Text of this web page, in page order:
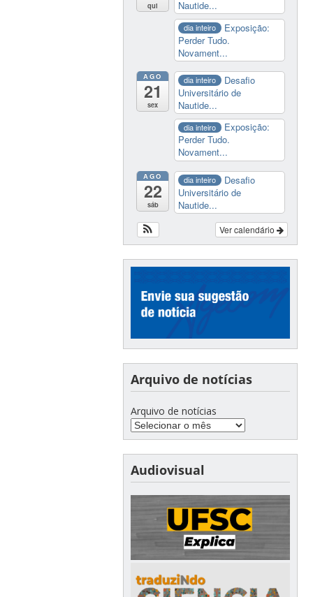
qui
Nautide...
dia inteiro
Exposição:
Perder Tudo.
Novament...
AGO
21
sex
dia inteiro
Desafio
Universitário de
Nautide...
dia inteiro
Exposição:
Perder Tudo.
Novament...
AGO
22
sáb
dia inteiro
Desafio
Universitário de
Nautide...
Ver calendário
Arquivo de notícias
Arquivo de notícias
Audiovisual